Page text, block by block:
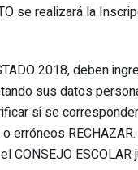
se realizará la
2018, deben
sus datos
si se
erróneos
CONSEJO